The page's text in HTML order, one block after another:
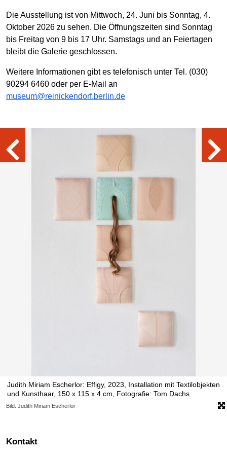
Die Ausstellung ist von Mittwoch, 24. Juni bis Sonntag, 4.
Oktober 2026 zu sehen. Die Öffnungszeiten sind Sonntag
bis Freitag von 9 bis 17 Uhr. Samstags und an Feiertagen
bleibt die Galerie geschlossen.
Weitere Informationen gibt es telefonisch unter Tel. (030)
90294 6460 oder per E-Mail an
museum@reinickendorf.berlin.de
Judith Miriam Escherlor: Effigy, 2023, Installation mit Textilobjekten
und Kunsthaar, 150 x 115 x 4 cm, Fotografie: Tom Dachs
Bild: Judith Miriam Escherlor
Kontakt